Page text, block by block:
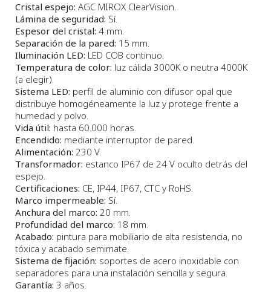
Cristal espejo: AGC MIROX ClearVision.
Lámina de seguridad: Sí.
Espesor del cristal: 4 mm.
Separación de la pared: 15 mm.
Iluminación LED: LED COB continuo.
Temperatura de color: luz cálida 3000K o neutra 4000K
(a elegir).
Sistema LED: perfil de aluminio con difusor opal que
distribuye homogéneamente la luz y protege frente a
humedad y polvo.
Vida útil: hasta 60.000 horas.
Encendido: mediante interruptor de pared.
Alimentación: 230 V.
Transformador: estanco IP67 de 24 V oculto detrás del
espejo.
Certificaciones: CE, IP44, IP67, CTC y RoHS.
Marco impermeable: Sí.
Anchura del marco: 20 mm.
Profundidad del marco: 18 mm.
Acabado: pintura para mobiliario de alta resistencia, no
tóxica y acabado semimate.
Sistema de fijación: soportes de acero inoxidable con
separadores para una instalación sencilla y segura.
Garantía: 3 años.